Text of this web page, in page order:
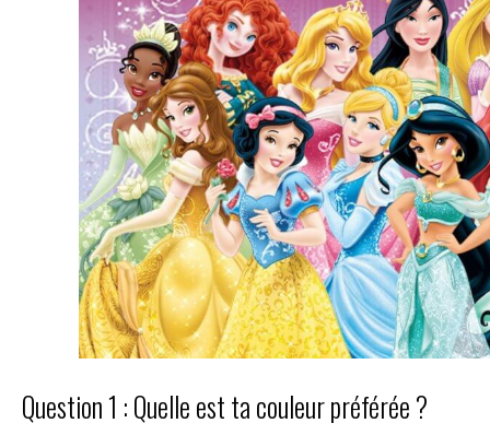
Question 1 : Quelle est ta couleur préférée ?